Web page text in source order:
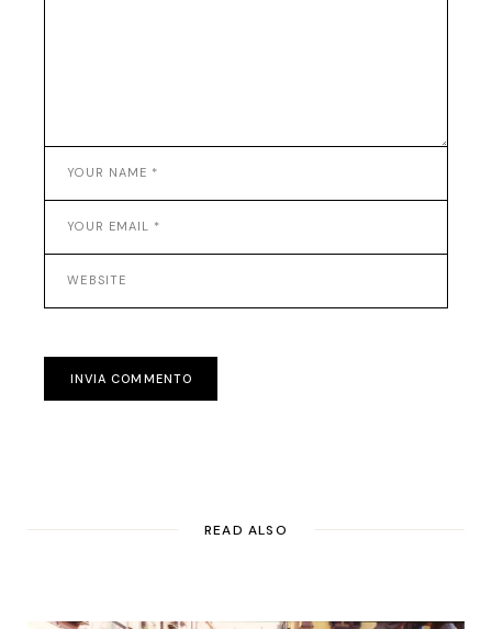
INVIA COMMENTO
READ ALSO